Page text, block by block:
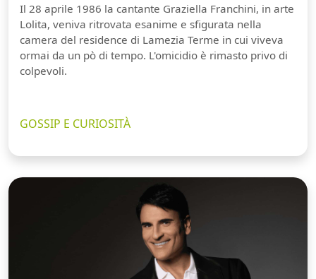
Il 28 aprile 1986 la cantante Graziella Franchini, in arte
Lolita, veniva ritrovata esanime e sfigurata nella
camera del residence di Lamezia Terme in cui viveva
ormai da un pò di tempo. L'omicidio è rimasto privo di
colpevoli.
GOSSIP E CURIOSITÀ